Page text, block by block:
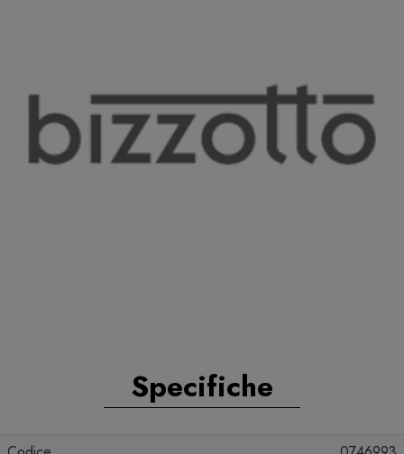
Specifiche